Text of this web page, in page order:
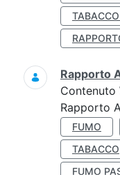
Rapporto
Contenuto
Rapporto
FUMO
TABACCO
FUMO